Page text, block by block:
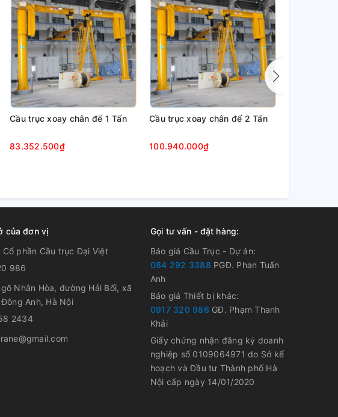
Cầu trục xoay chân đế 1 Tấn
83.352.500₫
Cầu trục xoay chân đế 2 Tấn
100.940.000₫
của đơn vị
Cổ phần Cầu trục Đại Việt
986
Nhân Hòa, đường Hải Bối, xã
Đông Anh, Hà Nội
2434
Gọi tư vấn - đặt hàng:
Báo giá Cầu Trục - Dự án:
084 292 3388 PGĐ. Phan Tuấn
Anh
Báo giá Thiết bị khác:
0917 320 986 GĐ. Phạm Thanh
Khải
Giấy chứng nhận đăng ký doanh
nghiệp số 0109064971 do Sở kế
hoạch và Đầu tư Thành phố Hà
Nội cấp ngày 14/01/2020